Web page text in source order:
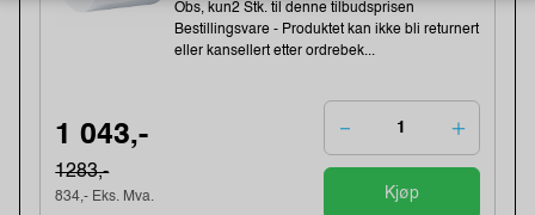
Obs, kun2 Stk. til denne tilbudsprisen
Bestillingsvare - Produktet kan ikke bli returnert
eller kansellert etter ordrebek...
1 043,-
1283,-
834,- Eks. Mva. Kjøp